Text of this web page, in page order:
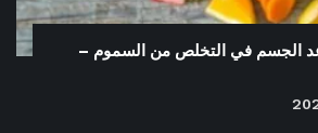
الجسم في التخلص من السموم –